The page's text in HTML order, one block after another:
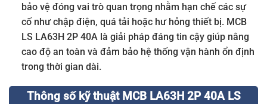
bảo vệ đóng vai trò quan trọng nhằm hạn chế các sự
cố như chập điện, quá tải hoặc hư hỏng thiết bị. MCB
LS LA63H 2P 40A là giải pháp đáng tin cậy giúp nâng
cao độ an toàn và đảm bảo hệ thống vận hành ổn định
trong thời gian dài.
Thông số kỹ thuật MCB LA63H 2P 40A LS